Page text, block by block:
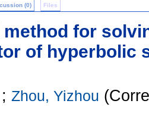
(0) Files
for
of hyperbolic
; Zhou, Yizhou